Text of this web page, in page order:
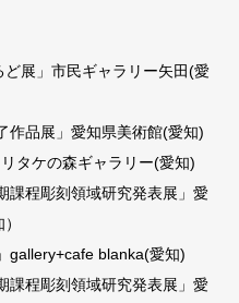
展」市民ギャラリー矢田(愛
作品展」愛知県美術館(愛知)
タケの森ギャラリー(愛知)
課程彫刻領域研究発表展」愛
blanka(愛知)
課程彫刻領域研究発表展」愛